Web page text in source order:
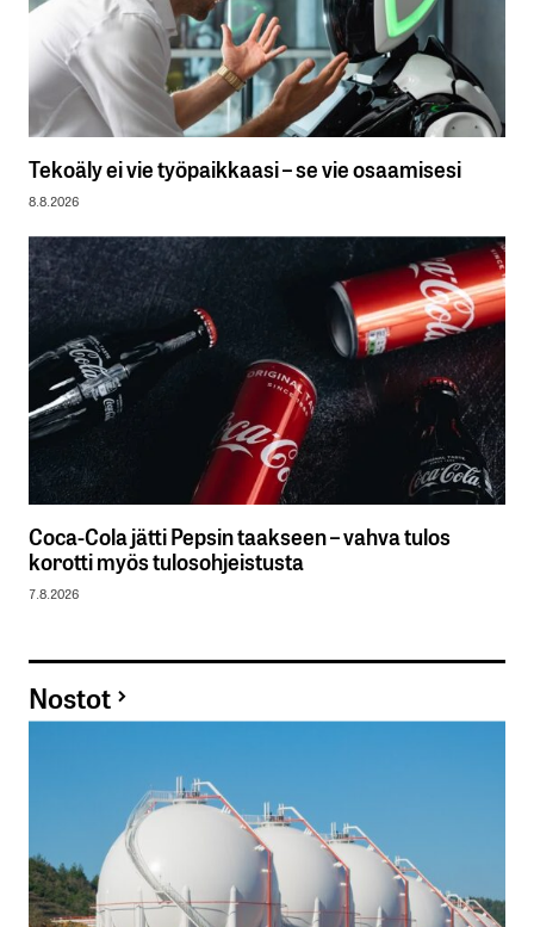
Tekoäly ei vie työpaikkaasi – se vie osaamisesi
8.8.2026
Coca-Cola jätti Pepsin taakseen – vahva tulos
korotti myös tulosohjeistusta
7.8.2026
Nostot